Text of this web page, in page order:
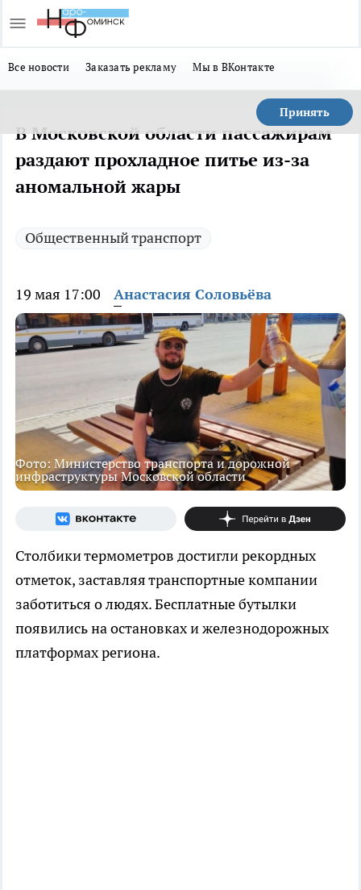
Все новости Заказать рекламу Мы в ВКонтакте
Принять
В Московской области пассажирам
раздают прохладное питье из-за
аномальной жары
Общественный транспорт
19 мая 17:00 Анастасия Соловьёва
Фото: Министерство транспорта и дорожной
инфраструктуры Московской области
Столбики термометров достигли рекордных
отметок, заставляя транспортные компании
заботиться о людях. Бесплатные бутылки
появились на остановках и железнодорожных
платформах региона.